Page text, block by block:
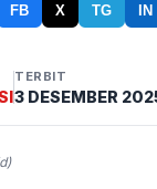
FB X TG IN
TERBIT
3 DESEMBER